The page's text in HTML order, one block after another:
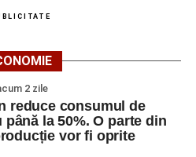
2 zile
reduce consumul de
până la 50%. O parte din
vor fi oprite